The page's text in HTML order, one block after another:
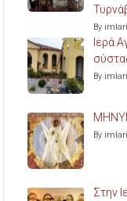
By
Ιερά
By
By
Στην